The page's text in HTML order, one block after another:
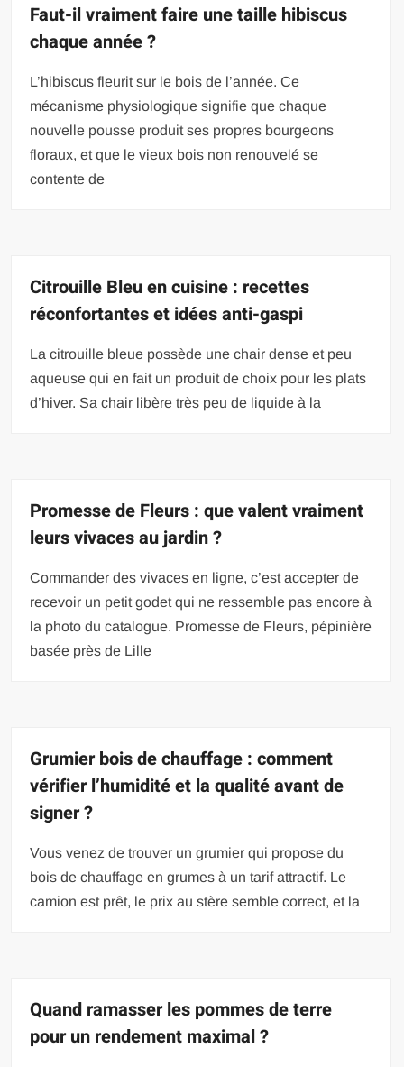
Faut-il vraiment faire une taille hibiscus
chaque année ?
L’hibiscus fleurit sur le bois de l’année. Ce
mécanisme physiologique signifie que chaque
nouvelle pousse produit ses propres bourgeons
floraux, et que le vieux bois non renouvelé se
contente de
Citrouille Bleu en cuisine : recettes
réconfortantes et idées anti-gaspi
La citrouille bleue possède une chair dense et peu
aqueuse qui en fait un produit de choix pour les plats
d’hiver. Sa chair libère très peu de liquide à la
Promesse de Fleurs : que valent vraiment
leurs vivaces au jardin ?
Commander des vivaces en ligne, c’est accepter de
recevoir un petit godet qui ne ressemble pas encore à
la photo du catalogue. Promesse de Fleurs, pépinière
basée près de Lille
Grumier bois de chauffage : comment
vérifier l’humidité et la qualité avant de
signer ?
Vous venez de trouver un grumier qui propose du
bois de chauffage en grumes à un tarif attractif. Le
camion est prêt, le prix au stère semble correct, et la
Quand ramasser les pommes de terre
pour un rendement maximal ?